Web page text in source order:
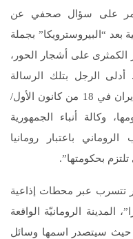
على سؤال صحفي عن
بعد “البيروسترويكا” بجملة
الكمثرى على أشجار الحور،
أدلى الرجل بتلك الرسالة
المليئة بالثقة، خلال زيارة قام بها إلى إيران في 18 من كانون الأول/
وكالة أنباء الجمهورية
الروماني باعتبار رومانيا
بحكومتها”.
تتسرب عبر محطات إذاعية
الرومانيّة الواقعة
حيث سيتصدر اسمها وسائل